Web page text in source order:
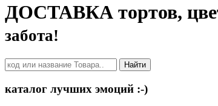
ДОСТАВКА тортов,
забота!
Найти
каталог лучших эмоций :-)